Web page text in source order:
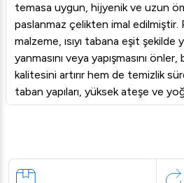
temasa uygun, hijyenik ve uzun
paslanmaz çelikten imal edilmiştir.
malzeme, ısıyı tabana eşit şekilde
yanmasını veya yapışmasını
kalitesini artırır hem de temizlik
taban yapıları, yüksek ateşe ve
maksimum dayanıklılık gösterir.
otel, kafe ve catering
güvenilir bir kullanım sunar.